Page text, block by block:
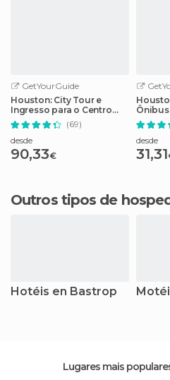
GetYourGuide
Houston: City Tour e
Ingresso para o Centro
Espacial da NASA
(69)
desde
90,33€
Bilhete
desde
31,31
Outros tipos de
Hotéis en Bastrop
Lugares mais